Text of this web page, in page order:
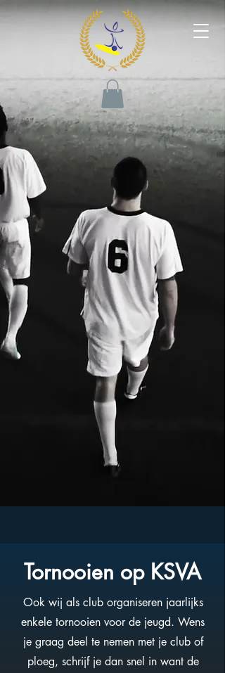
Tornooien op KSVA
Ook wij als club organiseren jaarlijks
enkele tornooien voor de jeugd. Wens
je graag deel te nemen met je club of
ploeg, schrijf je dan snel in want de